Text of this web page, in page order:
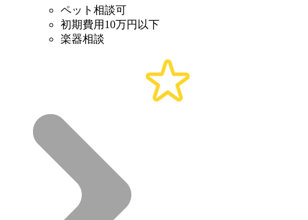
ペット相談可
初期費用10万円以下
楽器相談